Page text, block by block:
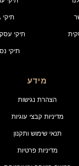
תיקי
תיקי
מידע
הצהרת נגישות
מדיניות קבצי עוגיות
תנאי שימוש ותקנון
מדיניות פרטיות